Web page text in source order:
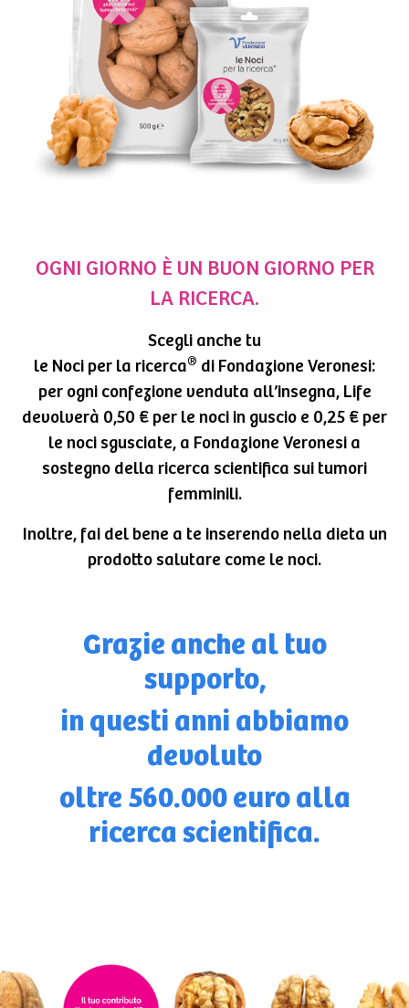
OGNI GIORNO È UN BUON GIORNO PER
LA RICERCA.
Scegli anche tu
le Noci per la ricerca® di Fondazione Veronesi:
per ogni confezione venduta all’insegna, Life
devolverà 0,50 € per le noci in guscio e 0,25 € per
le noci sgusciate, a Fondazione Veronesi a
sostegno della ricerca scientifica sui tumori
femminili.
Inoltre, fai del bene a te inserendo nella dieta un
prodotto salutare come le noci.
Grazie anche al tuo
supporto,
in questi anni abbiamo
devoluto
oltre 560.000 euro alla
ricerca scientifica.